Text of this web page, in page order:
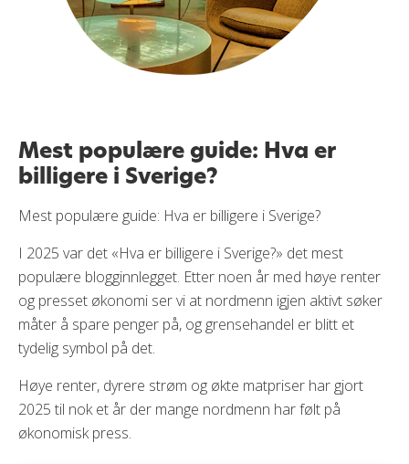
Mest populære guide: Hva er
billigere i Sverige?
Mest populære guide: Hva er billigere i Sverige?
I 2025 var det «Hva er billigere i Sverige?» det mest
populære blogginnlegget. Etter noen år med høye renter
og presset økonomi ser vi at nordmenn igjen aktivt søker
måter å spare penger på, og grensehandel er blitt et
tydelig symbol på det.
Høye renter, dyrere strøm og økte matpriser har gjort
2025 til nok et år der mange nordmenn har følt på
økonomisk press.